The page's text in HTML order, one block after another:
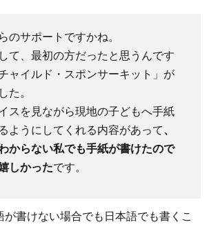
のサポートですかね。
て、最初の方だったと思うんです
ャイルド・スポンサーキット」が
た。
スを見ながら現地の子どもへ手紙
ようにしてくれる内容があって、
からない私でも手紙が書けたので
しかったです。
書けない場合でも日本語でも書くこ